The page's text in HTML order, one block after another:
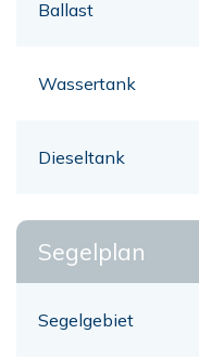
Ballast
Wassertank
Dieseltank
Segelplan
Segelgebiet